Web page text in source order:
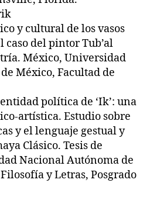
y cultural de los vasos
caso del pintor Tub’al
México, Universidad
México, Facultad de
política de ‘Ik’: una
artística. Estudio sobre
y el lenguaje gestual y
Clásico. Tesis de
Nacional Autónoma de
y Letras, Posgrado